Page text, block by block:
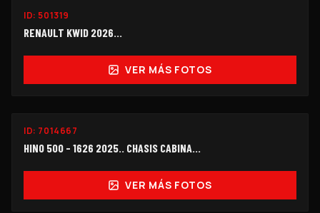
ID: 501319
RENAULT KWID 2026...
VER MÁS FOTOS
ID: 7014667
HINO 500 - 1626 2025.. CHASIS CABINA...
VER MÁS FOTOS